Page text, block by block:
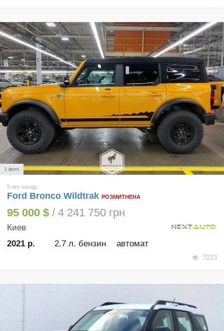
1 фото
5 лет назад
Ford Bronco Wildtrak РОЗМИТНЕНА
95 000 $ / 4 241 750 грн
Киев
2021 р.
2.7 л. бензин автомат
7223